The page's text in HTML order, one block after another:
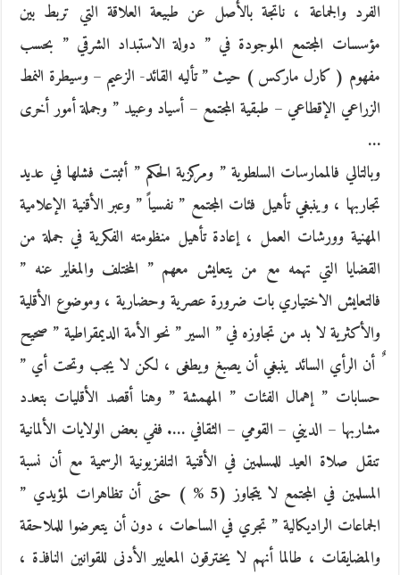
الفرد والجماعة ، ناتجة بالأصل عن طبيعة العلاقة التي تربط بين
مؤسسات المجتمع الموجودة في ” دولة الاستبداد الشرقي ” بحسب
مفهوم ( كارل ماركس ) حيث ” تأليه القائد- الزعيم – وسيطرة النمط
الزراعي الإقطاعي – طبقية المجتمع – أسياد وعبيد ” وجملة أمور أخرى
…
وبالتالي فالممارسات السلطوية ” ومركزية الحكم ” أثبتت فشلها في عديد
تجاربها ، وينبغي تأهيل فئات المجتمع ” نفسياً ” وعبر الأقنية الإعلامية
المهنية وورشات العمل ، إعادة تأهيل منظومته الفكرية في جملة من
القضايا التي تهمه مع من يتعايش معهم ” المختلف والمغاير عنه ”
فالتعايش الاختياري بات ضرورة عصرية وحضارية ، وموضوع الأقلية
والأكثرية لا بد من تجاوزه في ” السير ” نحو الأمة الديمقراطية ” صحيح
ٌ أن الرأي السائد ينبغي أن يصبغ ويطغى ، لكن لا يجب وتحت أي ”
حسابات ” إهمال الفئات ” المهمشة ” وهنا أقصد الأقليات بتعدد
مشاربها – الديني – القومي – الثقافي …. ففي بعض الولايات الألمانية
تنقل صلاة العيد للمسلمين في الأقنية التلفزيونية الرسمية مع أن نسبة
المسلمين في المجتمع لا يتجاوز (5 % ) حتى أن تظاهرات لمؤيدي ”
الجماعات الراديكالية ” تجري في الساحات ، دون أن يتعرضوا للملاحقة
والمضايقات ، طالما أنهم لا يخترقون المعايير الأدنى للقوانين النافذة ،